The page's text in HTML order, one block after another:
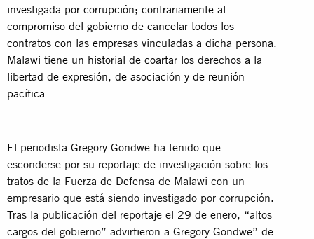
investigada por corrupción; contrariamente al
compromiso del gobierno de cancelar todos los
contratos con las empresas vinculadas a dicha persona.
Malawi tiene un historial de coartar los derechos a la
libertad de expresión, de asociación y de reunión
pacífica
El periodista Gregory Gondwe ha tenido que
esconderse por su reportaje de investigación sobre los
tratos de la Fuerza de Defensa de Malawi con un
empresario que está siendo investigado por corrupción.
Tras la publicación del reportaje el 29 de enero, “altos
cargos del gobierno” advirtieron a Gregory Gondwe” de